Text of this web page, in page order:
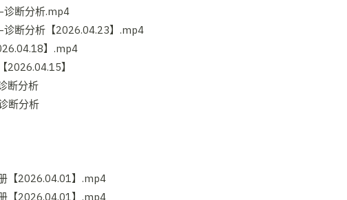
断分析.mp4
断分析【2026.04.23】.mp4
】.mp4
】
断分析
断分析
【2026.04.01】.mp4
【2026.04.01】.mp4